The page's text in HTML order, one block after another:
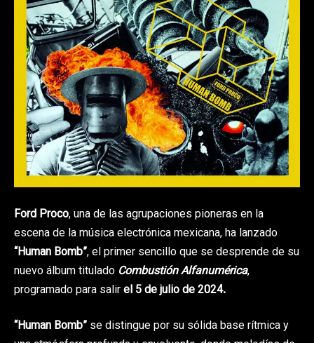
Ford Proco, una de las agrupaciones pioneras en la
escena de la música electrónica mexicana, ha lanzado
“Human Bomb”, el primer sencillo que se desprende de su
nuevo álbum titulado Combustión Alfanumérica,
programado para salirel 5 de julio de 2024.
“Human Bomb” se distingue por su sólida base rítmica y